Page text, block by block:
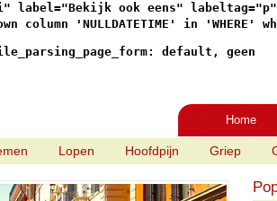
label="Bekijk ook eens" labeltag="p"
column 'NULLDATETIME' in 'WHERE'
default, geen
Home
Lopen Hoofdpijn Griep